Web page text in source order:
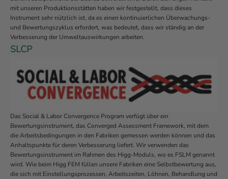
mit unseren Produktionsstätten haben wir festgestellt, dass dieses
Instrument sehr nützlich ist, da es einen kontinuierlichen Überwachungs-
und Bewertungszyklus erfordert, was bedeutet, dass wir ständig an der
Verbesserung der Umweltauswirkungen arbeiten.
SLCP
Das Social & Labor Convergence Program verfügt über ein
Bewertungsinstrument, das Converged Assessment Framework, mit dem
die Arbeitsbedingungen in den Fabriken gemessen werden können und das
Anhaltspunkte für deren Verbesserung liefert. Wir verwenden das
Bewertungsinstrument im Rahmen des Higg-Moduls, wo es FSLM genannt
wird. Wie beim Higg FEM füllen unsere Fabriken eine Selbstbewertung aus,
die sich mit Einstellungsprozessen, Arbeitszeiten, Löhnen, Behandlung und